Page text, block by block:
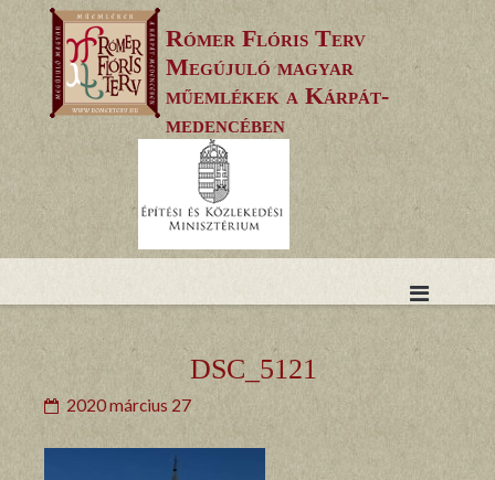
to
content
Rómer Flóris Terv
Megújuló magyar
műemlékek a Kárpát-
medencében
DSC_5121
2020 március 27